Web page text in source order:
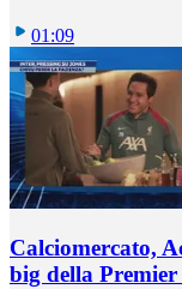
01:09
Calciomercato,
big della